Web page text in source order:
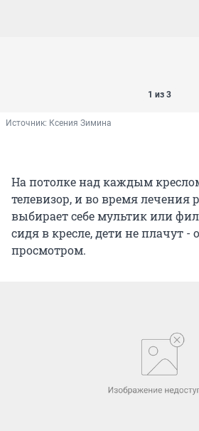
1 из 3
Источник: Ксения Зимина
На потолке над каждым
телевизор, и во время лечения
выбирает себе мультик или
сидя в кресле, дети не плачут -
просмотром.